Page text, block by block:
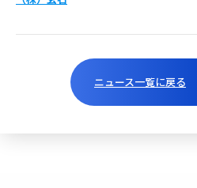
ニュース一覧に戻る